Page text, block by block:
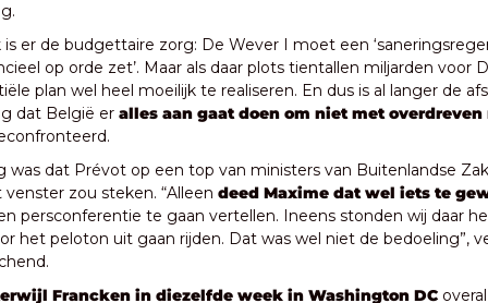
er de budgettaire zorg: De Wever I moet een
op orde zet’. Maar als daar plots tientallen miljarden voor
plan wel heel moeilijk te realiseren. En dus is al langer de
dat België er
was dat Prévot op een top van ministers van Buitenlandse
zou steken. “Alleen deed Maxime dat wel iets te
persconferentie te gaan vertellen. Ineens stonden wij daar
het peloton uit gaan rijden. Dat was wel niet de bedoeling”,
Francken in diezelfde week in Washington DC